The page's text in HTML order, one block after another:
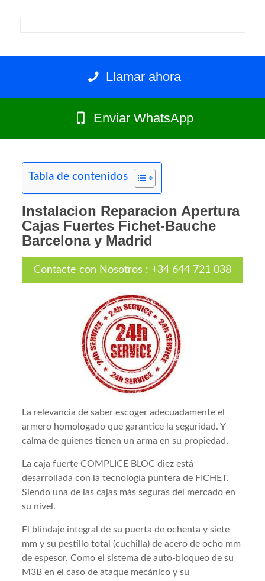
Llamar ahora
Enviar WhatsApp
Tabla de contenidos
Instalacion Reparacion Apertura
Cajas Fuertes Fichet-Bauche
Barcelona y Madrid
Contacte con Nosotros : +34 644 721 038
La relevancia de saber escoger adecuadamente el
armero homologado que garantice la seguridad. Y
calma de quienes tienen un arma en su propiedad.
La caja fuerte COMPLICE BLOC diez está
desarrollada con la tecnología puntera de FICHET.
Siendo una de las cajas más seguras del mercado en
su nivel.
El blindaje integral de su puerta de ochenta y siete
mm y su pestillo total (cuchilla) de acero de ocho mm
de espesor. Como el sistema de auto-bloqueo de su
M3B en el caso de ataque mecánico y su